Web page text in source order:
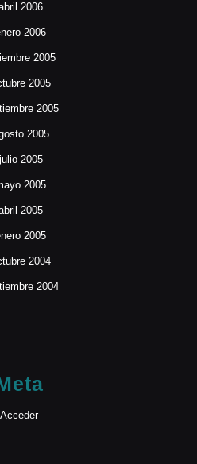
2006
2006
2005
2005
2005
2005
julio 2005
2005
2005
2005
2004
2004
Acceder